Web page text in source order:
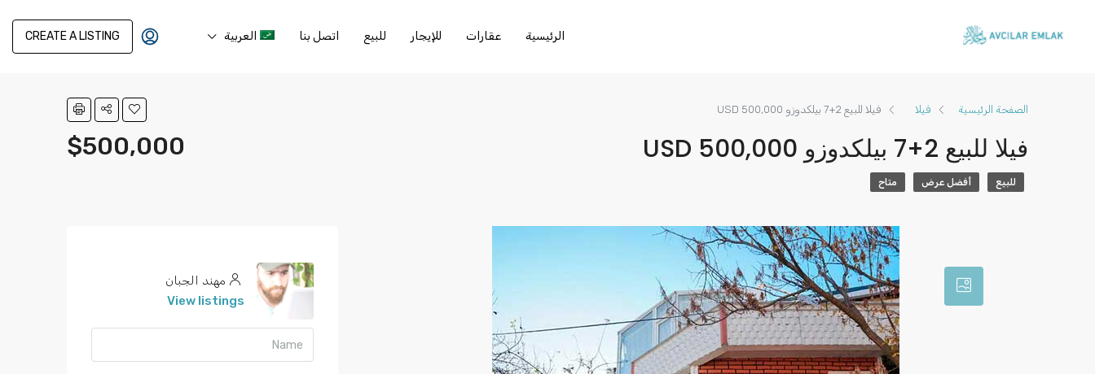
الرئيسية عقارات للإيجار للبيع اتصل بنا العربية CREATE A LISTING
الصفحة الرئيسية فيلا فيلا للبيع 2+7 بيلكدوزو USD 500,000
فيلا للبيع 2+7 بيلكدوزو USD 500,000 $500,000
للبيع أفضل عرض متاح
مهند الجبان
View listings